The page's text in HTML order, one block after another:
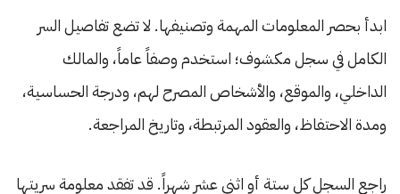
ابدأ بحصر المعلومات المهمة وتصنيفها. لا تضع تفاصيل السر
الكامل في سجل مكشوف؛ استخدم وصفاً عاماً، والمالك
الداخلي، والموقع، والأشخاص المصرح لهم، ودرجة الحساسية،
ومدة الاحتفاظ، والعقود المرتبطة، وتاريخ المراجعة.
راجع السجل كل ستة أو اثني عشر شهراً. قد تفقد معلومة سريتها